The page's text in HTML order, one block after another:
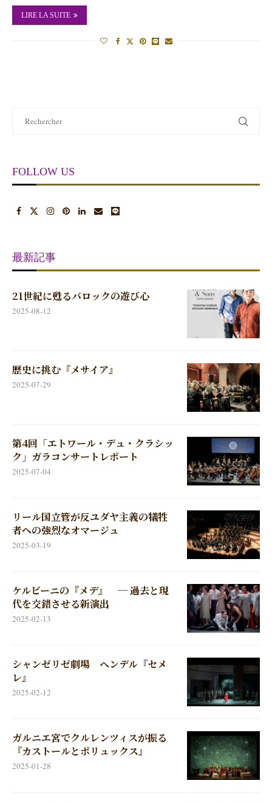
LIRE LA SUITE
FOLLOW US
最新記事
21世紀に甦るバロックの遊び心
2025-08-12
歴史に挑む『メサイア』
2025-07-29
第4回「エトワール・デュ・クラシッ
ク」ガラコンサートレポート
2025-07-04
リール国立管が反ユダヤ主義の犠牲
者への強烈なオマージュ
2025-03-19
ケルビーニの『メデ』 ─ 過去と現
代を交錯させる新演出
2025-02-13
シャンゼリゼ劇場 ヘンデル『セメ
レ』
2025-02-12
ガルニエ宮でクルレンツィスが振る
『カストールとポリュックス』
2025-01-28